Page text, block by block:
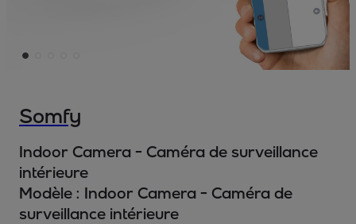
Somfy
Indoor Camera - Caméra de surveillance
intérieure
Modèle : Indoor Camera - Caméra de
surveillance intérieure